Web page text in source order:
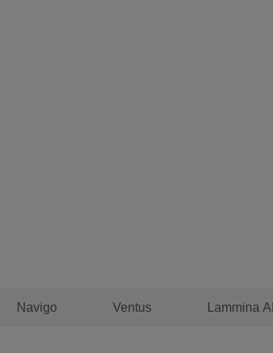
Navigo Ventus Lammina AL